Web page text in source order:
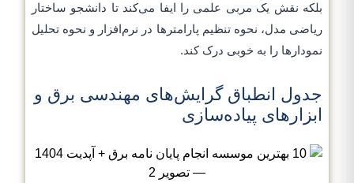
بلکه نقش یک مربی علمی را ایفا می‌کند تا دانشجو ساختار
ریاضی مدل، نحوه تنظیم پارامترها در نرم‌افزار و نحوه تحلیل
نمودارها را به خوبی درک کند.
جدول انطباق گرایش‌های مهندسی برق و
ابزارهای پیاده‌سازی